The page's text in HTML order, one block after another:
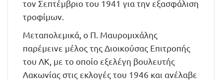
τον Σεπτέμβριο του 1941 για την εξασφάλιση
τροφίμων.
Μεταπολεμικά, ο Π. Μαυρομιχάλης
παρέμεινε μέλος της Διοικούσας Επιτροπής
του ΛΚ, με το οποίο εξελέγη βουλευτής
Λακωνίας στις εκλογές του 1946 και ανέλαβε